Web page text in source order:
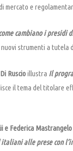
e
cambiano i presidi
strumenti a tutela
Ruscioillustra Il
il tema del titolare
e Federica Mastrangelo
alle prese con